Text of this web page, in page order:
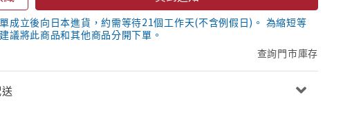
成立後向日本進貨，約需等待21個工作天(不含例假日)。 為縮短等
議將此商品和其他商品分開下單。
查詢門市庫存